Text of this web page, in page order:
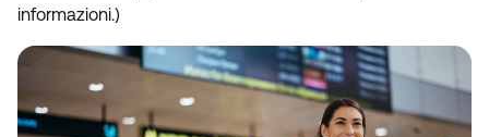
informazioni.)